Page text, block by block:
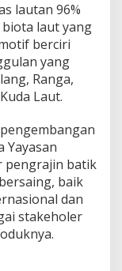
lautan 96%
laut yang
berciri
yang
Ranga,
Laut.
Yayasan
pengrajin batik
baik
dan
stakeholer